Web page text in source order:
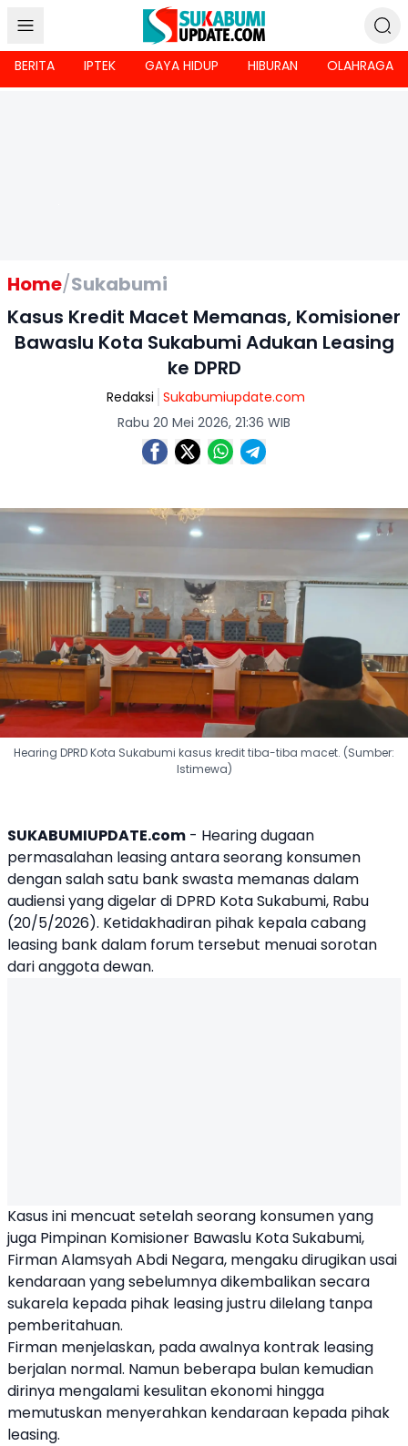
BERITA IPTEK GAYA HIDUP HIBURAN OLAHRAGA
Home/Sukabumi
Kasus Kredit Macet Memanas, Komisioner
Bawaslu Kota Sukabumi Adukan Leasing
ke DPRD
Redaksi Sukabumiupdate.com
Rabu 20 Mei 2026, 21:36 WIB
Hearing DPRD Kota Sukabumi kasus kredit tiba-tiba macet. (Sumber:
Istimewa)
SUKABUMIUPDATE.com - Hearing dugaan
permasalahan leasing antara seorang konsumen
dengan salah satu bank swasta memanas dalam
audiensi yang digelar di DPRD Kota Sukabumi, Rabu
(20/5/2026). Ketidakhadiran pihak kepala cabang
leasing bank dalam forum tersebut menuai sorotan
dari anggota dewan.
Kasus ini mencuat setelah seorang konsumen yang
juga Pimpinan Komisioner Bawaslu Kota Sukabumi,
Firman Alamsyah Abdi Negara, mengaku dirugikan usai
kendaraan yang sebelumnya dikembalikan secara
sukarela kepada pihak leasing justru dilelang tanpa
pemberitahuan.
Firman menjelaskan, pada awalnya kontrak leasing
berjalan normal. Namun beberapa bulan kemudian
dirinya mengalami kesulitan ekonomi hingga
memutuskan menyerahkan kendaraan kepada pihak
leasing.